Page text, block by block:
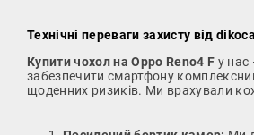
Технічні переваги захисту від
Купити чохол на Oppo Reno4 F у нас
забезпечити смартфону
щоденних ризиків. Ми врахували